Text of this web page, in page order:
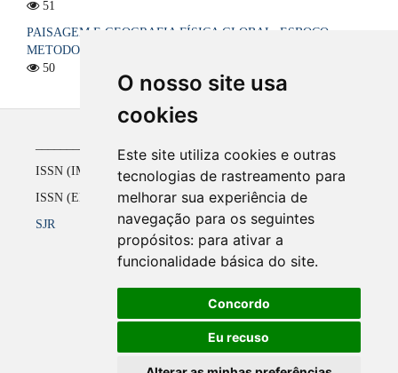
O nosso site usa
cookies
Este site utiliza cookies e outras
tecnologias de rastreamento para
melhorar sua experiência de
navegação para os seguintes
propósitos: para ativar a
funcionalidade básica do site.
Concordo
Eu recuso
51
PAISAGEM E GEOGRAFIA FÍSICA GLOBAL. ESBOÇO
METODOLÓGICO
50
ISSN (IMPRESSO) 1516-4136 até 2008
ISSN (ELETRÔNICO) 2177-2738 a partir de 2009
SJR